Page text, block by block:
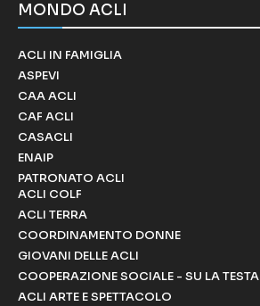
MONDO ACLI
ACLI IN FAMIGLIA
ASPEVI
CAA ACLI
CAF ACLI
CASACLI
ENAIP
PATRONATO ACLI
ACLI COLF
ACLI TERRA
COORDINAMENTO DONNE
GIOVANI DELLE ACLI
COOPERAZIONE SOCIALE - SU LA TESTA
ACLI ARTE E SPETTACOLO